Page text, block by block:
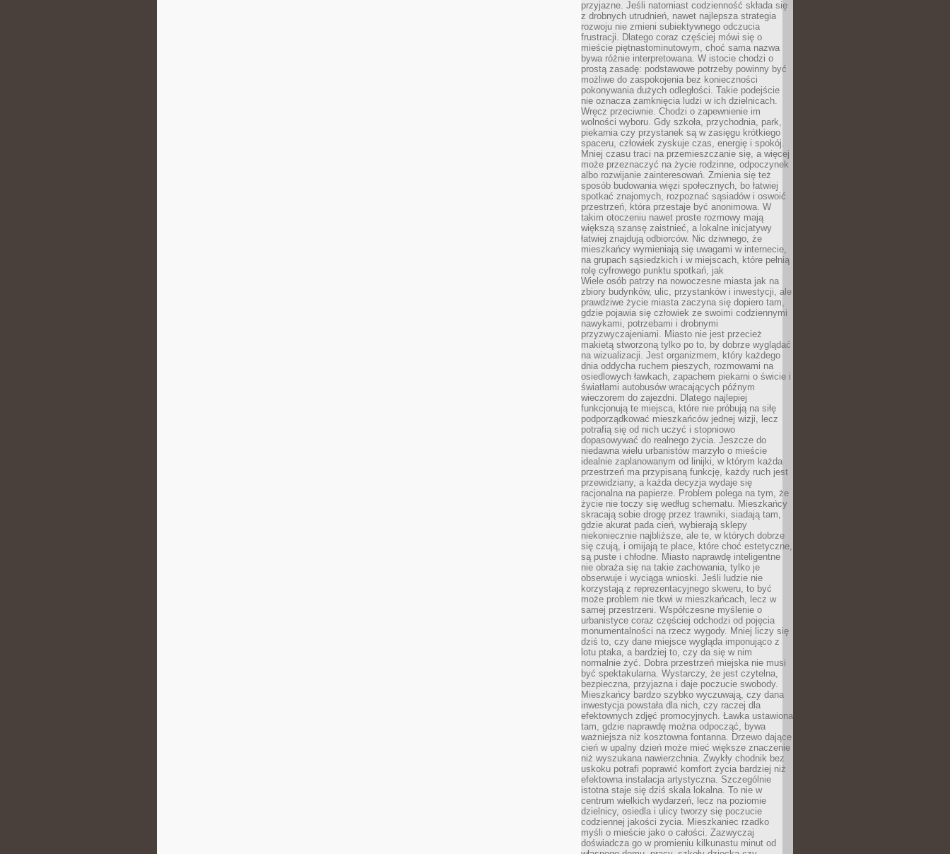
przyjazne. Jeśli natomiast codzienność składa się
z drobnych utrudnień, nawet najlepsza strategia
rozwoju nie zmieni subiektywnego odczucia
frustracji. Dlatego coraz częściej mówi się o
mieście piętnastominutowym, choć sama nazwa
bywa różnie interpretowana. W istocie chodzi o
prostą zasadę: podstawowe potrzeby powinny być
możliwe do zaspokojenia bez konieczności
pokonywania dużych odległości. Takie podejście
nie oznacza zamknięcia ludzi w ich dzielnicach.
Wręcz przeciwnie. Chodzi o zapewnienie im
wolności wyboru. Gdy szkoła, przychodnia, park,
piekarnia czy przystanek są w zasięgu krótkiego
spaceru, człowiek zyskuje czas, energię i spokój.
Mniej czasu traci na przemieszczanie się, a więcej
może przeznaczyć na życie rodzinne, odpoczynek
albo rozwijanie zainteresowań. Zmienia się też
sposób budowania więzi społecznych, bo łatwiej
spotkać znajomych, rozpoznać sąsiadów i oswoić
przestrzeń, która przestaje być anonimowa. W
takim otoczeniu nawet proste rozmowy mają
większą szansę zaistnieć, a lokalne inicjatywy
łatwiej znajdują odbiorców. Nic dziwnego, że
mieszkańcy wymieniają się uwagami w internecie,
na grupach sąsiedzkich i w miejscach, które pełnią
rolę cyfrowego punktu spotkań, jak
Wiele osób patrzy na nowoczesne miasta jak na
zbiory budynków, ulic, przystanków i inwestycji, ale
prawdziwe życie miasta zaczyna się dopiero tam,
gdzie pojawia się człowiek ze swoimi codziennymi
nawykami, potrzebami i drobnymi
przyzwyczajeniami. Miasto nie jest przecież
makietą stworzoną tylko po to, by dobrze wyglądać
na wizualizacji. Jest organizmem, który każdego
dnia oddycha ruchem pieszych, rozmowami na
osiedlowych ławkach, zapachem piekarni o świcie i
światłami autobusów wracających późnym
wieczorem do zajezdni. Dlatego najlepiej
funkcjonują te miejsca, które nie próbują na siłę
podporządkować mieszkańców jednej wizji, lecz
potrafią się od nich uczyć i stopniowo
dopasowywać do realnego życia. Jeszcze do
niedawna wielu urbanistów marzyło o mieście
idealnie zaplanowanym od linijki, w którym każda
przestrzeń ma przypisaną funkcję, każdy ruch jest
przewidziany, a każda decyzja wydaje się
racjonalna na papierze. Problem polega na tym, że
życie nie toczy się według schematu. Mieszkańcy
skracają sobie drogę przez trawniki, siadają tam,
gdzie akurat pada cień, wybierają sklepy
niekoniecznie najbliższe, ale te, w których dobrze
się czują, i omijają te place, które choć estetyczne,
są puste i chłodne. Miasto naprawdę inteligentne
nie obraża się na takie zachowania, tylko je
obserwuje i wyciąga wnioski. Jeśli ludzie nie
korzystają z reprezentacyjnego skweru, to być
może problem nie tkwi w mieszkańcach, lecz w
samej przestrzeni. Współczesne myślenie o
urbanistyce coraz częściej odchodzi od pojęcia
monumentalności na rzecz wygody. Mniej liczy się
dziś to, czy dane miejsce wygląda imponująco z
lotu ptaka, a bardziej to, czy da się w nim
normalnie żyć. Dobra przestrzeń miejska nie musi
być spektakularna. Wystarczy, że jest czytelna,
bezpieczna, przyjazna i daje poczucie swobody.
Mieszkańcy bardzo szybko wyczuwają, czy dana
inwestycja powstała dla nich, czy raczej dla
efektownych zdjęć promocyjnych. Ławka ustawiona
tam, gdzie naprawdę można odpocząć, bywa
ważniejsza niż kosztowna fontanna. Drzewo dające
cień w upalny dzień może mieć większe znaczenie
niż wyszukana nawierzchnia. Zwykły chodnik bez
uskoku potrafi poprawić komfort życia bardziej niż
efektowna instalacja artystyczna. Szczególnie
istotna staje się dziś skala lokalna. To nie w
centrum wielkich wydarzeń, lecz na poziomie
dzielnicy, osiedla i ulicy tworzy się poczucie
codziennej jakości życia. Mieszkaniec rzadko
myśli o mieście jako o całości. Zazwyczaj
doświadcza go w promieniu kilkunastu minut od